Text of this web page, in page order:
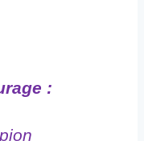
: